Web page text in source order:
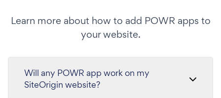
Learn more about how to add POWR apps to
your website.
Will any POWR app work on my
SiteOrigin website?